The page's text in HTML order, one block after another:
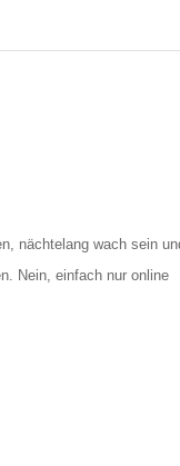
nächtelang wach sein
Nein, einfach nur online